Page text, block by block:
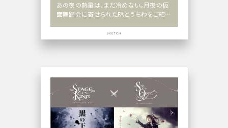
あの夜の熱量は、まだ冷めない。月夜の仮
面舞踏会に寄せられたFAとうちわをご紹介
SKETCH